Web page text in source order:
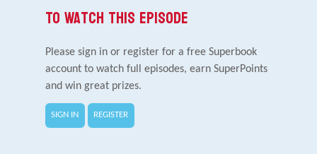
To Watch This Episode
Please sign in or register for a free Superbook
account to watch full episodes, earn SuperPoints
and win great prizes.
SIGN IN REGISTER